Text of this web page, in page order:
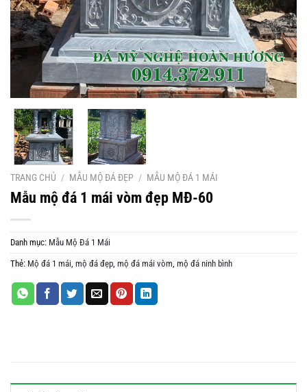
TRANG CHỦ / MẪU MỘ ĐÁ ĐẸP / MẪU MỘ ĐÁ 1 MÁI
Mẫu mộ đá 1 mái vòm đẹp MĐ-60
Danh mục: Mẫu Mộ Đá 1 Mái
Thẻ: Mộ đá 1 mái mộ đá đẹp mộ đá mái vòm mộ đá ninh bình